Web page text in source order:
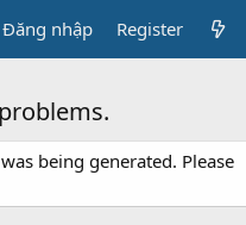
Đăng nhập Register
being generated. Please